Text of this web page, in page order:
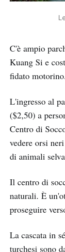
C'è ampio
Kuang Si e
fidato motorino.
L'ingresso al
($2,50) a
Centro di
vedere orsi
di animali
Il centro di
naturali. È
proseguire
La cascata in
turchesi sono